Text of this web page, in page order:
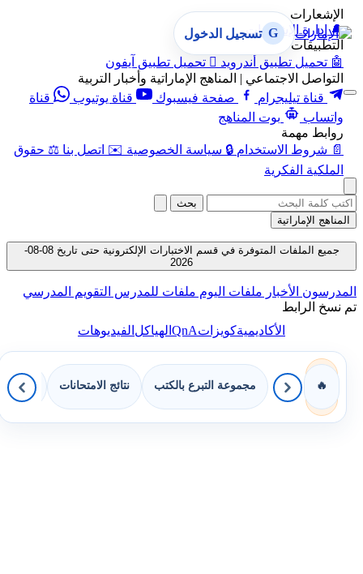
الإشعارات
🔔 إدارة الإشعارات
التطبيقات
🤖 تحميل تطبيق أندرويد  تحميل تطبيق آيفون
التواصل الاجتماعي | المناهج الإماراتية وأخبار التربية
قناة تيليجرام
صفحة فيسبوك قناة يوتيوب
قناة
واتساب
بوت المناهج
روابط مهمة
📄 شروط الاستخدام 🔒 سياسة الخصوصية ✉️ اتصل بنا ⚖️ حقوق
الملكية الفكرية
G تسجيل الدخول
بحث
المناهج الإماراتية
جميع الملفات المتوفرة في قسم الاختبارات الإلكترونية حتى تاريخ 08-08-
2026
المدرسون الأخبار ملفات اليوم ملفات للمدرس التقويم المدرسي
تم نسخ الرابط
الأكاديميةكويزاتQnAالهياكل الفيديوهات
🔥 مجموعة التبرع بالكتب نتائج الامتحانات